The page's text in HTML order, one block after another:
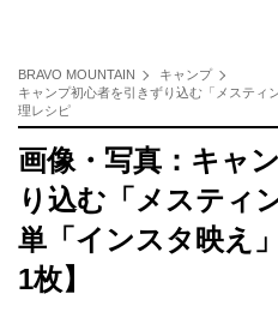
BRAVO MOUNTAIN
キャンプ
キャンプ初心者を引きずり込む「メスティ
理レシピ
画像・写真：キャ
り込む「メスティ
単「インスタ映え
1枚】